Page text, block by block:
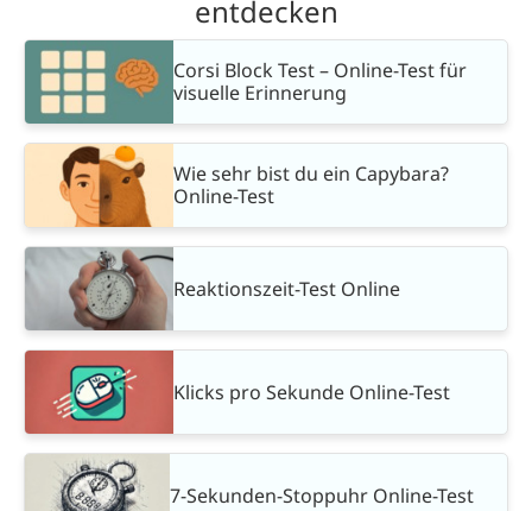
entdecken
Corsi Block Test – Online-Test für
visuelle Erinnerung
Wie sehr bist du ein Capybara?
Online-Test
Reaktionszeit-Test Online
Klicks pro Sekunde Online-Test
7-Sekunden-Stoppuhr Online-Test